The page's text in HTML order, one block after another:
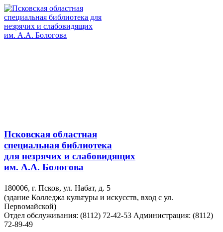
Псковская областная
специальная библиотека
для незрячих и слабовидящих
им. А.А. Бологова
180006, г. Псков, ул. Набат, д. 5
(здание Колледжа культуры и искусств, вход с ул.
Первомайской)
Отдел обслуживания: (8112) 72-42-53 Администрация: (8112)
72-89-49